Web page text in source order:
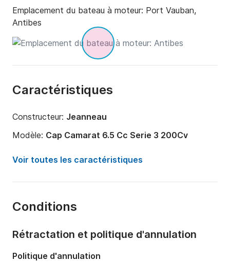
Emplacement du bateau à moteur: Port Vauban,
Antibes
Caractéristiques
Constructeur: Jeanneau
Modèle: Cap Camarat 6.5 Cc Serie 3 200Cv
Puissance moteur:
200cv
Capacité à bord:
Voir toutes les caractéristiques
Conditions
Rétractation et politique d'annulation
Politique d'annulation